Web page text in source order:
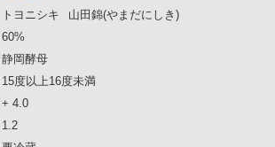
トヨニシキ
山田錦(やまだにしき)
60%
静岡酵母
15度以上16度未満
+ 4.0
1.2